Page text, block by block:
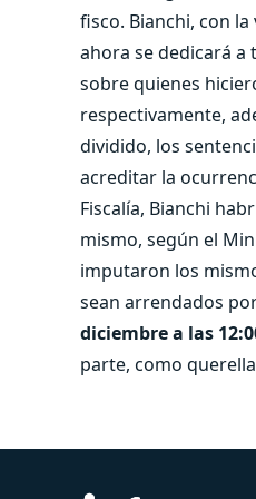
fisco. Bianchi, con
ahora se dedicará a
sobre quienes
respectivamente,
dividido, los
acreditar la
Fiscalía, Bianchi
mismo, según el
imputaron los
sean arrendados
diciembre a las
parte, como